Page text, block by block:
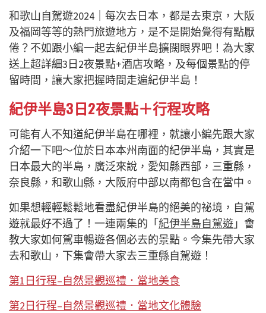
和歌山自駕遊2024｜每次去日本，都是去東京，大阪
及福岡等等的熱門旅遊地方，是不是開始覺得有點厭
倦？不如跟小編一起去紀伊半島擴闊眼界吧！為大家
送上超詳細3日2夜景點+酒店攻略，及每個景點的停
留時間，讓大家把握時間走遍紀伊半島！
紀伊半島3日2夜景點＋行程攻略
可能有人不知道紀伊半島在哪裡，就讓小編先跟大家
介紹一下吧〜位於日本本州南面的紀伊半島，其實是
日本最大的半島，廣泛來說，愛知縣西部，三重縣，
奈良縣，和歌山縣，大阪府中部以南都包含在當中。
如果想輕輕鬆鬆地看盡紀伊半島的絕美的祕境，自駕
遊就最好不過了！一連兩集的「紀伊半島自駕遊 」會
教大家如何駕車暢遊各個必去的景點。今集先帶大家
去和歌山，下集會帶大家去三重縣自駕遊！
第1日行程–自然景觀巡禮．當地美食
第2日行程–自然景觀巡禮．當地文化體驗